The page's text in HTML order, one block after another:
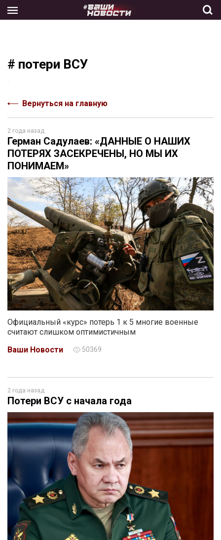
the
# потери ВСУ
Вернуться на главную
2 года назад
Герман Садулаев: «ДАННЫЕ О НАШИХ
ПОТЕРЯХ ЗАСЕКРЕЧЕНЫ, НО МЫ ИХ
ПОНИМАЕМ»
Официальный «курс» потерь 1 к 5 многие военные
считают слишком оптимистичным
Ваши Новости
50369
2 года назад
Потери ВСУ с начала года